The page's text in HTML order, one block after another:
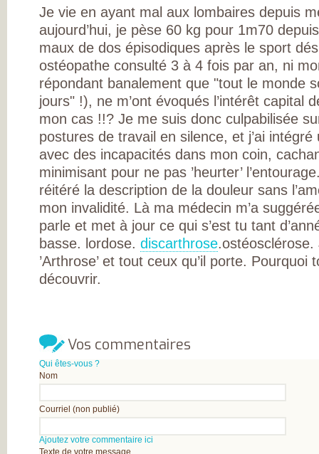
GENEVRIER
ROTTAPHARM
MADAUS
PLATEFORME E-
SANTÉ SANOIA
EMPATIENT
ETATS
L’ARTHROSE
NOS ACTIONS EN
2012 ET 2013
LES ETATS
GÉNÉRAUX EN
PRATIQUE !
9 CHAMPS
PRIORITAIRES
EVALUER LES 80
PROPOSITIONS
ÉMISES
DITES STOP À
L’ARTHROSE !
L’ARTHROSE
PAS...
L’ARTHROSE
L’ARTHROSE
ÊTRE ÉVITÉE
LES
NON
Je vie en ayant mal aux lombaires depuis
aujourd’hui, je pèse 60 kg pour 1m70
maux de dos épisodiques après le sport
ostéopathe consulté 3 à 4 fois par an, ni
répondant banalement que "tout le monde
jours" !), ne m’ont évoqués l’intérêt capital
mon cas !!? Je me suis donc culpabilisée
postures de travail en silence, et j’ai
avec des incapacités dans mon coin,
minimisant pour ne pas ’heurter’
réitéré la description de la douleur sans
mon invalidité. Là ma médecin m’a
parle et met à jour ce qui s’est tu tant
basse. lordose. discarthrose
’Arthrose’ et tout ceux qu’il porte. Pourquoi
découvrir.
Vos commentaires
Qui êtes-vous ?
Nom
Courriel (non publié)
Ajoutez votre commentaire ici
Texte de votre message